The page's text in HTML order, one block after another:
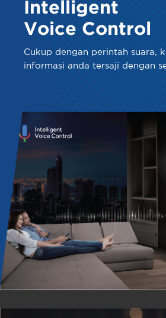
Intelligent
Voice Control
Cukup dengan perintah suara,
informasi anda tersaji dengan